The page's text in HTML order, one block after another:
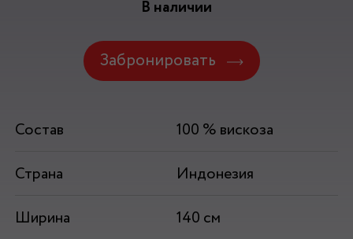
В наличии
Забронировать
Состав
100 % вискоза
Страна
Индонезия
Ширина
140 см